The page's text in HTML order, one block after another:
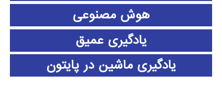
هوش مصنوعی
یادگیری عمیق
یادگیری ماشین در پایتون